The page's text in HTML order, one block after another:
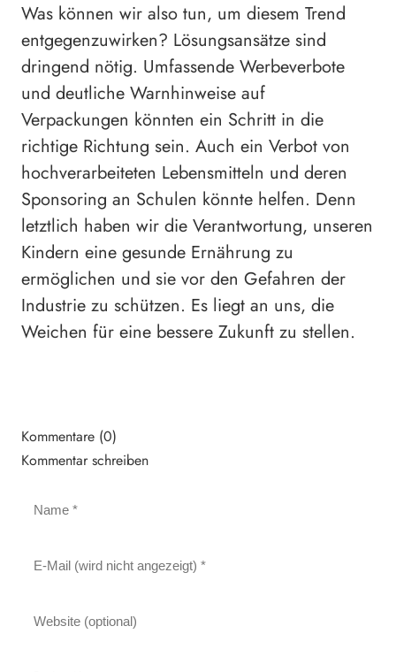
Was können wir also tun, um diesem Trend
entgegenzuwirken? Lösungsansätze sind
dringend nötig. Umfassende Werbeverbote
und deutliche Warnhinweise auf
Verpackungen könnten ein Schritt in die
richtige Richtung sein. Auch ein Verbot von
hochverarbeiteten Lebensmitteln und deren
Sponsoring an Schulen könnte helfen. Denn
letztlich haben wir die Verantwortung, unseren
Kindern eine gesunde Ernährung zu
ermöglichen und sie vor den Gefahren der
Industrie zu schützen. Es liegt an uns, die
Weichen für eine bessere Zukunft zu stellen.
Kommentare (0)
Kommentar schreiben